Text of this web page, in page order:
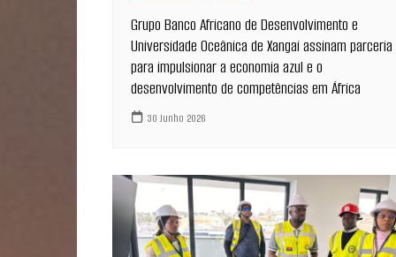
Grupo Banco Africano de Desenvolvimento e
Universidade Oceânica de Xangai assinam parceria
para impulsionar a economia azul e o
desenvolvimento de competências em África
30 Junho 2026